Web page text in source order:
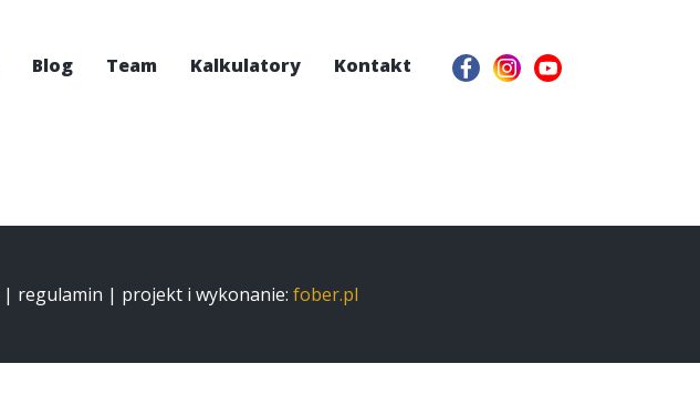
Blog Team Kalkulatory Kontakt
| regulamin | projekt i wykonanie: fober.pl